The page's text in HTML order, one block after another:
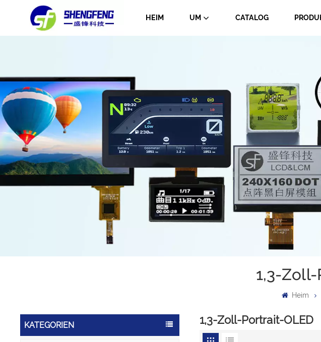
HEIM UM CATALOG
1,3-
Heim
KATEGORIEN 1,3-Zoll-Portrait-OLED